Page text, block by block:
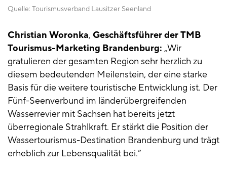
Quelle: Tourismusverband Lausitzer Seenland
Christian Woronka, Geschäftsführer der TMB
Tourismus-Marketing Brandenburg: „Wir
gratulieren der gesamten Region sehr herzlich zu
diesem bedeutenden Meilenstein, der eine starke
Basis für die weitere touristische Entwicklung ist. Der
Fünf-Seenverbund im länderübergreifenden
Wasserrevier mit Sachsen hat bereits jetzt
überregionale Strahlkraft. Er stärkt die Position der
Wassertourismus-Destination Brandenburg und trägt
erheblich zur Lebensqualität bei.“